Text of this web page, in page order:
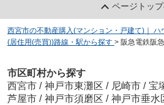
ページトッ
西宮市の不動産購入(マンション・戸建て)｜
(居住用(売買))路線・駅から探す > 阪急電鉄阪
市区町村から探す
西宮市 / 神戸市東灘区 / 尼崎市 / 宝
芦屋市 / 神戸市須磨区 / 神戸市垂水